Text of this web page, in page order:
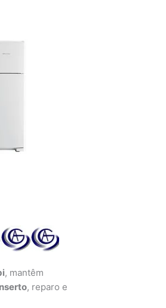
, mantêm
, reparo e